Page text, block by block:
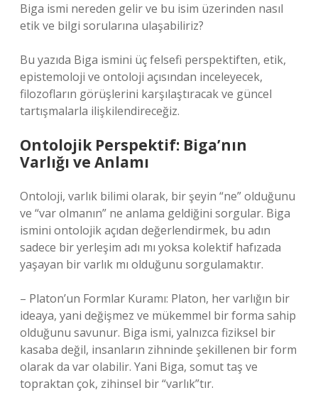
Biga ismi nereden gelir ve bu isim üzerinden nasıl
etik ve bilgi sorularına ulaşabiliriz?
Bu yazıda Biga ismini üç felsefi perspektiften, etik,
epistemoloji ve ontoloji açısından inceleyecek,
filozofların görüşlerini karşılaştıracak ve güncel
tartışmalarla ilişkilendireceğiz.
Ontolojik Perspektif: Biga’nın
Varlığı ve Anlamı
Ontoloji, varlık bilimi olarak, bir şeyin “ne” olduğunu
ve “var olmanın” ne anlama geldiğini sorgular. Biga
ismini ontolojik açıdan değerlendirmek, bu adın
sadece bir yerleşim adı mı yoksa kolektif hafızada
yaşayan bir varlık mı olduğunu sorgulamaktır.
– Platon’un Formlar Kuramı: Platon, her varlığın bir
ideaya, yani değişmez ve mükemmel bir forma sahip
olduğunu savunur. Biga ismi, yalnızca fiziksel bir
kasaba değil, insanların zihninde şekillenen bir form
olarak da var olabilir. Yani Biga, somut taş ve
topraktan çok, zihinsel bir “varlık”tır.